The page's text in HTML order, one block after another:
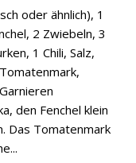
oder ähnlich), 1
2 Zwiebeln, 3
1 Chili, Salz,
den Fenchel klein
Das Tomatenmark